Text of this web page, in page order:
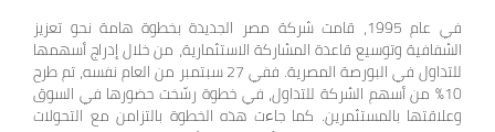
في عام 1995، قامت شركة مصر الجديدة بخطوة هامة نحو تعزيز
الشفافية وتوسيع قاعدة المشاركة الاستثمارية، من خلال إدراج أسهمها
للتداول في البورصة المصرية. ففي 27 سبتمبر من العام نفسه، تم طرح
10% من أسهم الشركة للتداول، في خطوة رسّخت حضورها في السوق
وعلاقتها بالمستثمرين. كما جاءت هذه الخطوة بالتزامن مع التحولات